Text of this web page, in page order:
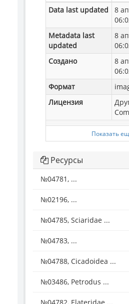
Data last updated
8
Metadata last
updated
8
Создано
8
Формат
Лицензия
Показать
Ресурсы
№04781, ...
№02196, ...
№04785, Sciaridae ...
№04783, ...
№04788, Cicadoidea ...
№03486, Petrodus ...